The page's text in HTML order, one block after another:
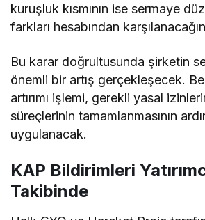
kuruşluk kısmının ise sermaye
farkları hesabından
Bu karar doğrultusunda şirketin
önemli bir artış gerçekleşecek.
artırımı işlemi, gerekli yasal
süreçlerinin tamamlanmasının
uygulanacak.
KAP Bildirimleri
Takibinde